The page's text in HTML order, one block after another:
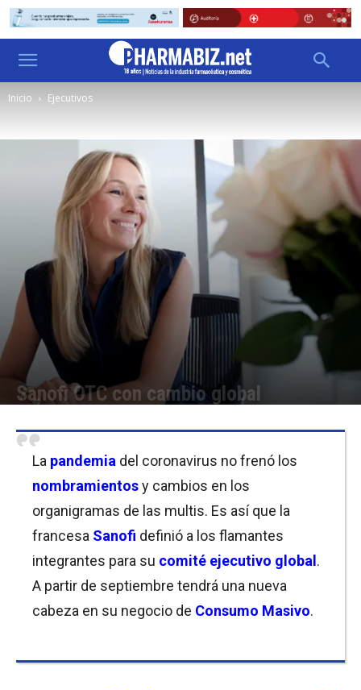
Inicio Ejecutivos
Sanofi OTC con cambio global
La pandemia del coronavirus no frenó los
nombramientosy cambios en los
organigramas de las multis. Es así que la
francesa Sanofi definió a los flamantes
integrantes para su comité ejecutivo global .
A partir de septiembre tendrá una nueva
cabeza en su negocio de Consumo Masivo.